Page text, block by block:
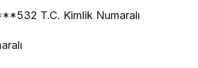
T.C. Kimlik Numaralı